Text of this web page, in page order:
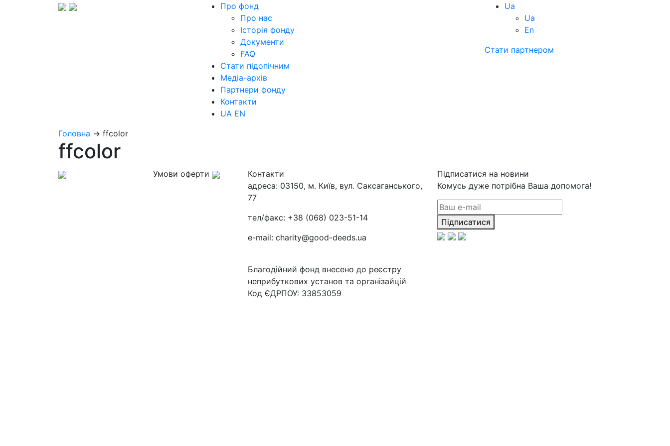
Про фонд
Про нас
Історія фонду
Документи
FAQ
Стати підопічним
Медіа-архів
Партнери фонду
Контакти
UA EN
Ua
Ua
En
Стати партнером
Головна → ffcolor
ffcolor
Умови оферти
Контакти
адреса: 03150, м. Київ, вул. Саксаганського,
77
тел/факс: +38 (068) 023-51-14
e-mail: charity@good-deeds.ua
Благодійний фонд внесено до реєстру
неприбуткових установ та організайцій
Код ЄДРПОУ: 33853059
Підписатися на новини
Комусь дуже потрібна Ваша допомога!
Підписатися